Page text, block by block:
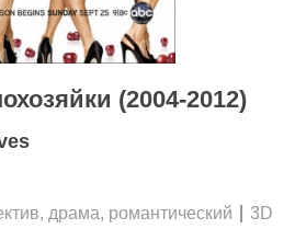
(2004-2012)
драма, романтический
3D